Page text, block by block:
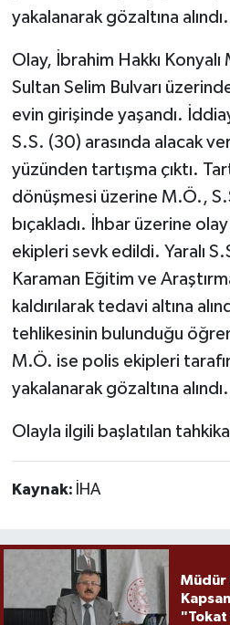
yakalanarak gözaltına alındı.
Olay, İbrahim Hakkı Konyalı
Sultan Selim Bulvarı
evin girişinde yaşandı.
S.S. (30) arasında alacak
yüzünden tartışma çıktı.
dönüşmesi üzerine M.Ö.,
bıçakladı. İhbar üzerine
ekipleri sevk edildi. Yaralı
Karaman Eğitim ve
kaldırılarak tedavi altına
tehlikesinin bulunduğu
M.Ö. ise polis ekipleri
yakalanarak gözaltına alındı.
Olayla ilgili başlatılan
Kaynak: İHA
Müdür